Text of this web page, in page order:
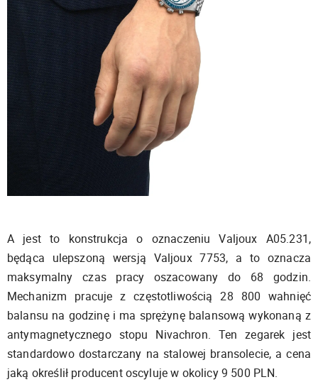
A jest to konstrukcja o oznaczeniu Valjoux A05.231,
będąca ulepszoną wersją Valjoux 7753, a to oznacza
maksymalny czas pracy oszacowany do 68 godzin.
Mechanizm pracuje z częstotliwością 28 800 wahnięć
balansu na godzinę i ma sprężynę balansową wykonaną z
antymagnetycznego stopu Nivachron. Ten zegarek jest
standardowo dostarczany na stalowej bransolecie, a cena
jaką określił producent oscyluje w okolicy 9 500 PLN.